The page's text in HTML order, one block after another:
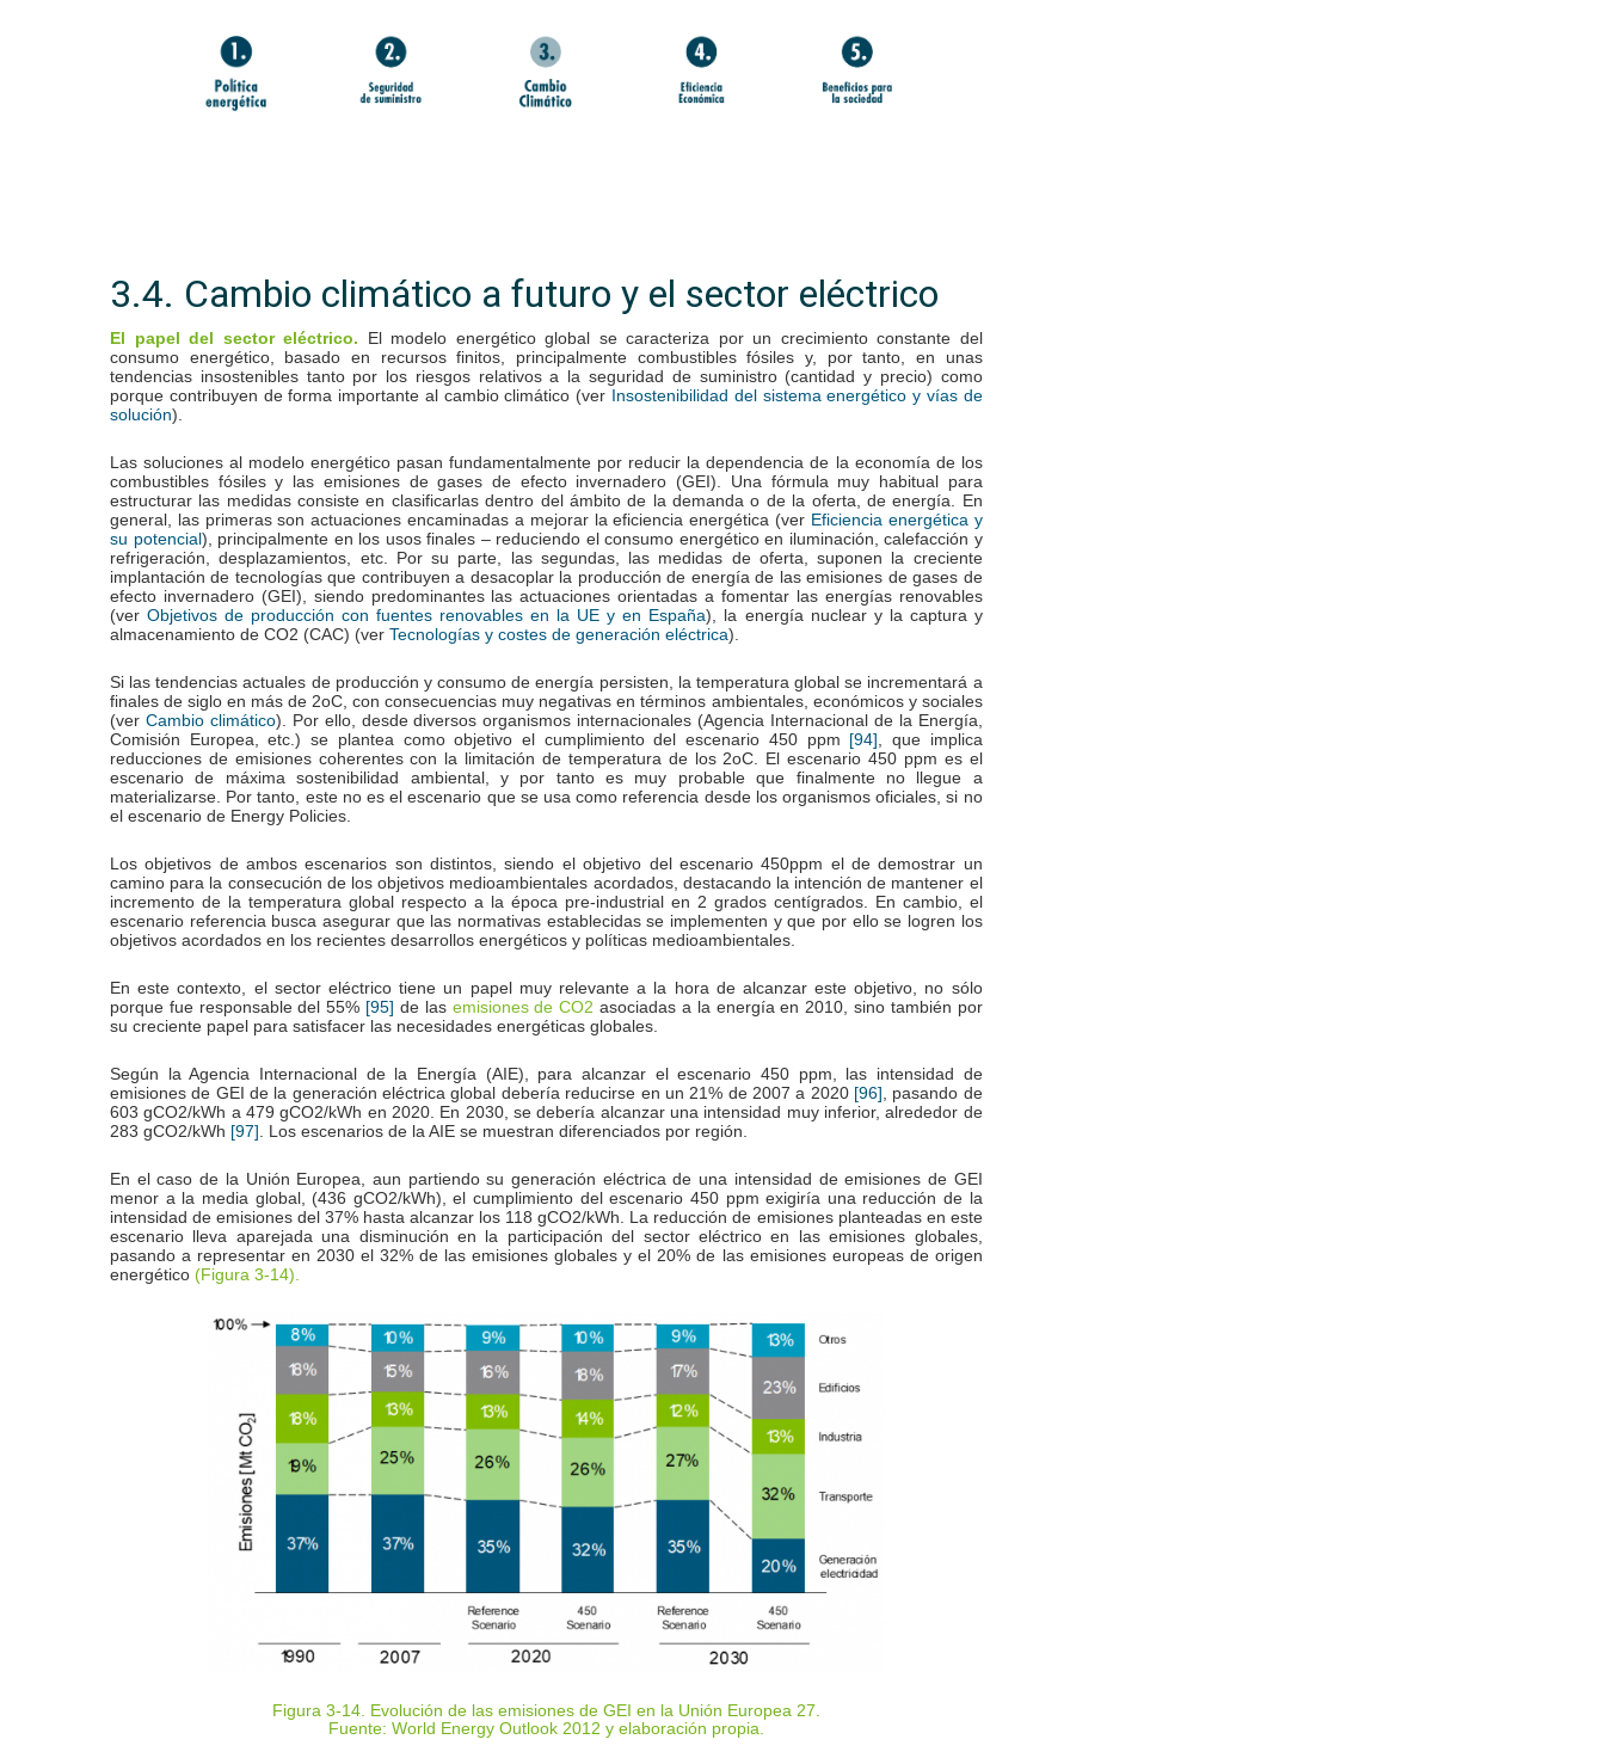
3.4. Cambio climático a futuro y el sector eléctrico
El papel del sector eléctrico.
El modelo energético global se caracteriza por un crecimiento constante del
consumo energético, basado en recursos finitos, principalmente combustibles fósiles y, por tanto, en unas
tendencias insostenibles tanto por los riesgos relativos a la seguridad de suministro (cantidad y precio) como
porque contribuyen de forma importante al cambio climático (ver Insostenibilidad del sistema energético y vías de
solución).
Las soluciones al modelo energético pasan fundamentalmente por reducir la dependencia de la economía de los
combustibles fósiles y las emisiones de gases de efecto invernadero (GEI). Una fórmula muy habitual para
estructurar las medidas consiste en clasificarlas dentro del ámbito de la demanda o de la oferta, de energía. En
general, las primeras son actuaciones encaminadas a mejorar la eficiencia energética (ver Eficiencia energética y
su potencial), principalmente en los usos finales – reduciendo el consumo energético en iluminación, calefacción y
refrigeración, desplazamientos, etc. Por su parte, las segundas, las medidas de oferta, suponen la creciente
implantación de tecnologías que contribuyen a desacoplar la producción de energía de las emisiones de gases de
efecto invernadero (GEI), siendo predominantes las actuaciones orientadas a fomentar las energías renovables
(verObjetivos de producción con fuentes renovables en la UE y en España), la energía nuclear y la captura y
almacenamiento de CO2 (CAC) (ver Tecnologías y costes de generación eléctrica).
Si las tendencias actuales de producción y consumo de energía persisten, la temperatura global se incrementará a
finales de siglo en más de 2oC, con consecuencias muy negativas en términos ambientales, económicos y sociales
(ver Cambio climático). Por ello, desde diversos organismos internacionales (Agencia Internacional de la Energía,
Comisión Europea, etc.) se plantea como objetivo el cumplimiento del escenario 450 ppm [94]
, que implica
reducciones de emisiones coherentes con la limitación de temperatura de los 2oC. El escenario 450 ppm es el
escenario de máxima sostenibilidad ambiental, y por tanto es muy probable que finalmente no llegue a
materializarse. Por tanto, este no es el escenario que se usa como referencia desde los organismos oficiales, si no
el escenario de Energy Policies
Los objetivos de ambos escenarios son distintos, siendo el objetivo del escenario 450ppm el de demostrar un
camino para la consecución de los objetivos medioambientales acordados, destacando la intención de mantener el
incremento de la temperatura global respecto a la época pre-industrial en 2 grados centígrados. En cambio, el
escenario referencia busca asegurar que las normativas establecidas se implementen y que por ello se logren los
objetivos acordados en los recientes desarrollos energéticos y políticas medioambientales.
En este contexto, el sector eléctrico tiene un papel muy relevante a la hora de alcanzar este objetivo, no sólo
porque fue responsable del 55% [95] de las emisiones de CO2 asociadas a la energía en 2010, sino también por
su creciente papel para satisfacer las necesidades energéticas globales.
Según la Agencia Internacional de la Energía (AIE), para alcanzar el escenario 450 ppm, las intensidad de
emisiones de GEI de la generación eléctrica global debería reducirse en un 21% de 2007 a 2020 [96] , pasando de
603 gCO2/kWh a 479 gCO2/kWh en 2020. En 2030, se debería alcanzar una intensidad muy inferior, alrededor de
283 gCO2/kWh [97] . Los escenarios de la AIE se muestran diferenciados por región.
En el caso de la Unión Europea, aun partiendo su generación eléctrica de una intensidad de emisiones de GEI
menor a la media global, (436 gCO2/kWh), el cumplimiento del escenario 450 ppm exigiría una reducción de la
intensidad de emisiones del 37% hasta alcanzar los 118 gCO2/kWh. La reducción de emisiones planteadas en este
escenario lleva aparejada una disminución en la participación del sector eléctrico en las emisiones globales,
pasando a representar en 2030 el 32% de las emisiones globales y el 20% de las emisiones europeas de origen
energético (Figura 3‑14).
Figura 3-14. Evolución de las emisiones de GEI en la Unión Europea 27.
Fuente: World Energy Outlook 2012 y elaboración propia